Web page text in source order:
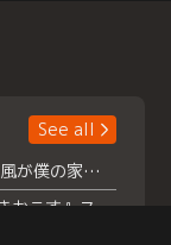
See all
浮所飛貴主演！ 【夏色の風が僕の家にやってきた】 本日よりテラサで独占配信スタート！
『夏色の雲が恋と嵐をまきおこす』スペシャルメイキング 【Part1】2026年７月18日（土）23時30分～配信スタート！話題のシーンの裏側を大公開！豪華キャスト大集合！ 『武宮家 真夏の家族会議』開催！